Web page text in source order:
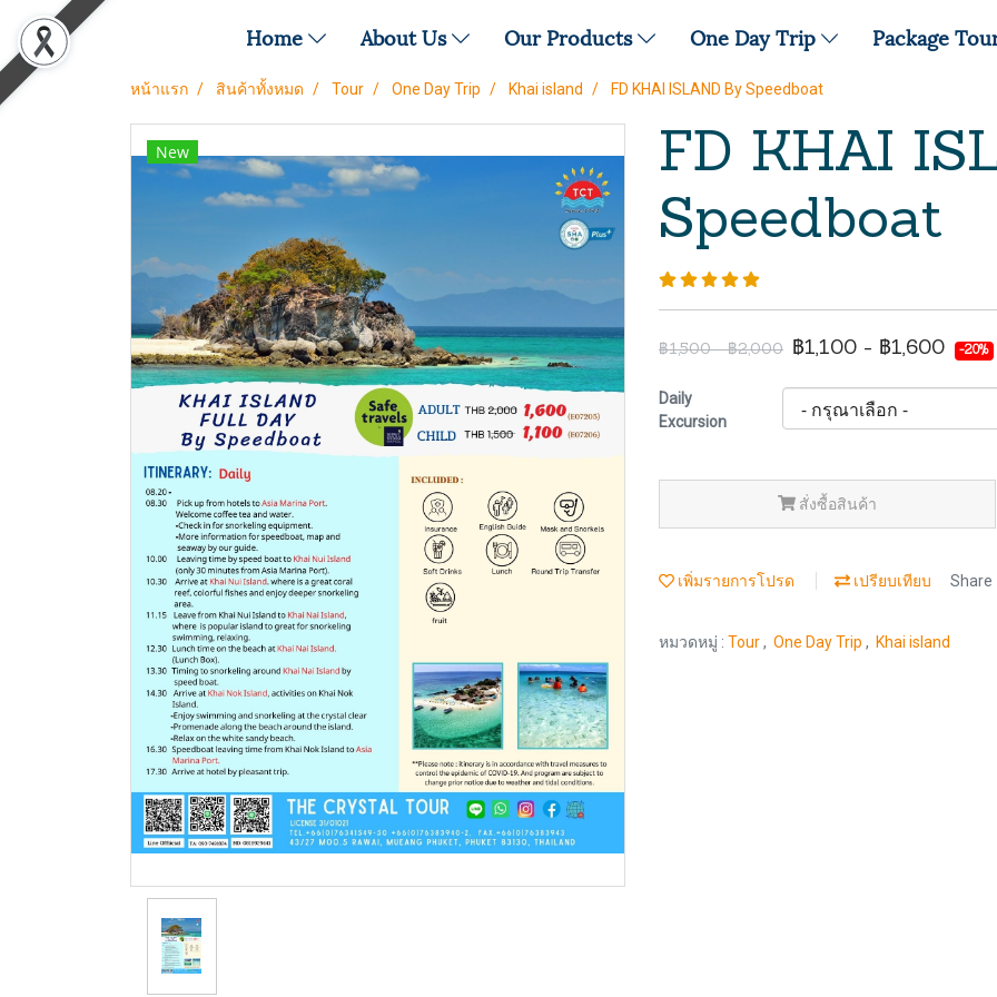
Home About Us Our Products One Day Trip Package
หน้าแรก สินค้าทั้งหมด Tour One Day Trip Khai island FD KHAI ISLAND By Speedboat
New
FD KHAI
Speedboat
฿1,500 - ฿2,000 ฿1,100 - ฿1,600 -20%
Daily
Excursion
สั่งซื้อสินค้า
เพิ่มรายการโปรด เปรียบเทียบ Share
หมวดหมู่ : Tour, One Day Trip , Khai island